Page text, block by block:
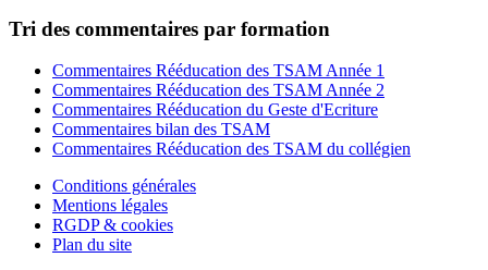
Tri des commentaires par formation
Commentaires Rééducation des TSAM Année 1
Commentaires Rééducation des TSAM Année 2
Commentaires Rééducation du Geste d'Ecriture
Commentaires bilan des TSAM
Commentaires Rééducation des TSAM du collégien
Conditions générales
Mentions légales
RGDP & cookies
Plan du site